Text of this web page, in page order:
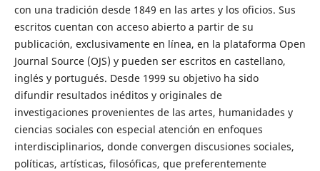
con una tradición desde 1849 en las artes y los oficios. Sus
escritos cuentan con acceso abierto a partir de su
publicación, exclusivamente en línea, en la plataforma Open
Journal Source (OJS) y pueden ser escritos en castellano,
inglés y portugués. Desde 1999 su objetivo ha sido
difundir resultados inéditos y originales de
investigaciones provenientes de las artes, humanidades y
ciencias sociales con especial atención en enfoques
interdisciplinarios, donde convergen discusiones sociales,
políticas, artísticas, filosóficas, que preferentemente